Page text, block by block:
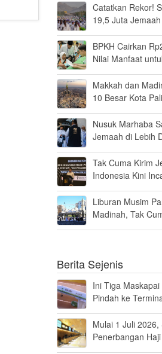
Catatkan Rekor!
19,5 Juta
Tembus 94
BPKH Cairkan
Nilai Manfaat
yang Diterima
Makkah dan
10 Besar Kota
Internasional
Nusuk Marhaba
Jemaah di Lebih
922 Ribu Orang
Tak Cuma Kirim
Indonesia Kini
Liburan Musim
Madinah, Tak
Berita Sejenis
Ini Tiga
Pindah ke
2026
Mulai 1 Juli 2026,
Penerbangan